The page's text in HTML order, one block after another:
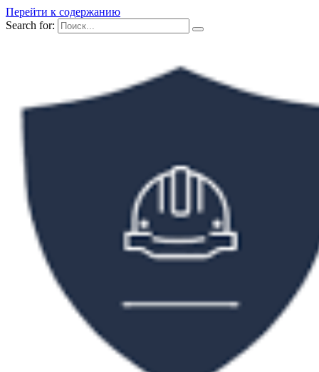
Перейти к содержанию
Search for: